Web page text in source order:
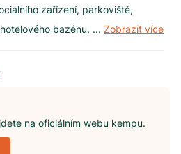
zařízení, parkoviště,
bazénu. ... Zobrazit více
na oficiálním webu kempu.